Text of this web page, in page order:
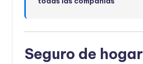
Seguro de hogar